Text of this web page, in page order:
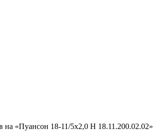
на «Пуансон 18-11/5х2,0 Н 18.11.200.02.02»